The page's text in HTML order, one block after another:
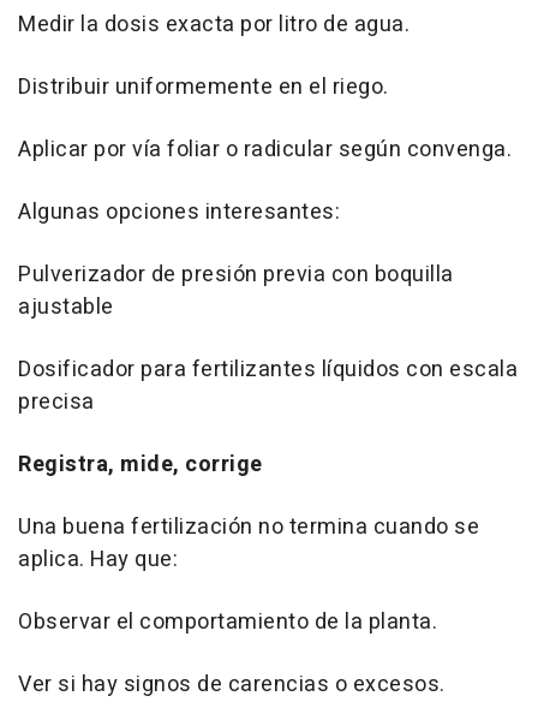
Medir la dosis exacta por litro de agua.
Distribuir uniformemente en el riego.
Aplicar por vía foliar o radicular según convenga.
Algunas opciones interesantes:
Pulverizador de presión previa con boquilla
ajustable
Dosificador para fertilizantes líquidos con escala
precisa
Registra, mide, corrige
Una buena fertilización no termina cuando se
aplica. Hay que:
Observar el comportamiento de la planta.
Ver si hay signos de carencias o excesos.